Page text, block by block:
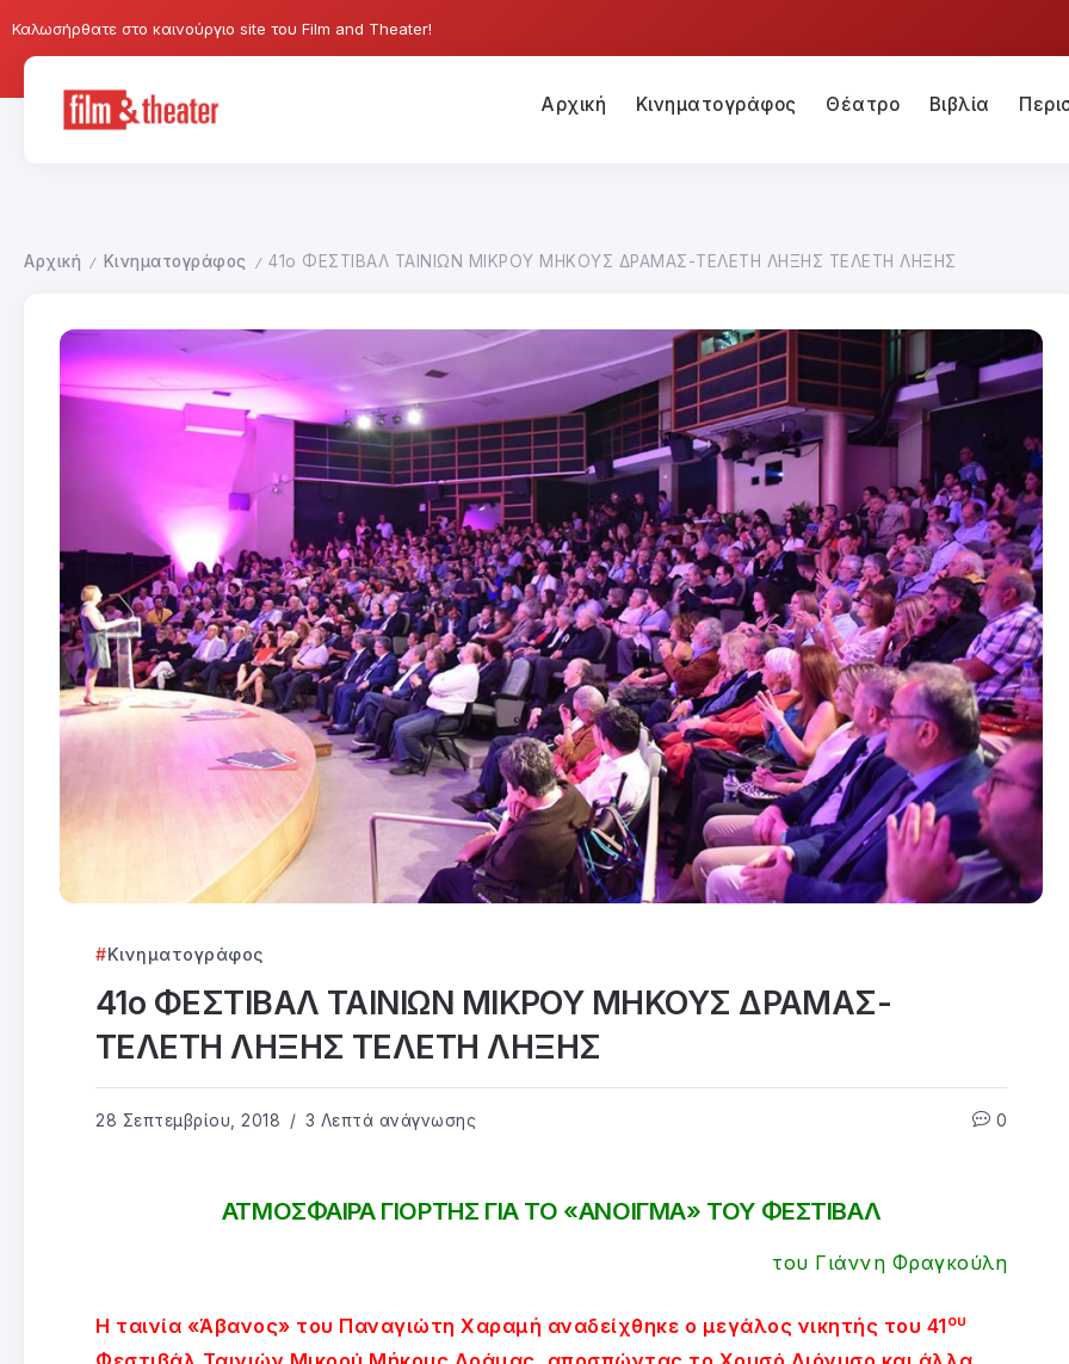
Καλωσήρθατε στο καινούργιο site του Film and Theater!
Αρχική Κινηματογράφος Θέατρο Βιβλία
Αρχική / Κινηματογράφος / 41ο ΦΕΣΤΙΒΑΛ ΤΑΙΝΙΩΝ ΜΙΚΡΟΥ ΜΗΚΟΥΣ ΔΡΑΜΑΣ-ΤΕΛΕΤΗ ΛΗΞΗΣ ΤΕΛΕΤΗ ΛΗΞΗΣ
Κινηματογράφος
41ο ΦΕΣΤΙΒΑΛ ΤΑΙΝΙΩΝ ΜΙΚΡΟΥ ΜΗΚΟΥΣ ΔΡΑΜΑΣ-
ΤΕΛΕΤΗ ΛΗΞΗΣ ΤΕΛΕΤΗ ΛΗΞΗΣ
28 Σεπτεμβρίου, 2018 3 Λεπτά ανάγνωσης 0
ΑΤΜΟΣΦΑΙΡΑ ΓΙΟΡΤΗΣ ΓΙΑ ΤΟ «ΑΝΟΙΓΜΑ» ΤΟΥ ΦΕΣΤΙΒΑΛ
του Γιάννη Φραγκούλη
Η ταινία «Άβανος» του Παναγιώτη Χαραμή αναδείχθηκε ο μεγάλος νικητής του 41ου